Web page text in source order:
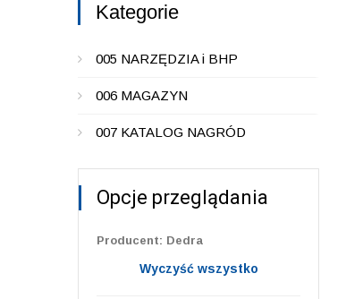
Kategorie
005 NARZĘDZIA i BHP
006 MAGAZYN
007 KATALOG NAGRÓD
Opcje przeglądania
Producent: Dedra
Wyczyść wszystko